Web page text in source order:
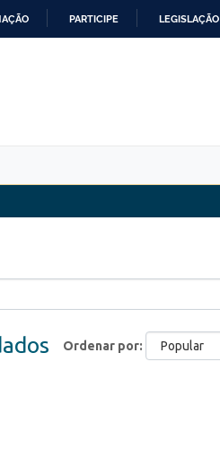
PARTICIPE LEGISLAÇÃO
Ordenar por